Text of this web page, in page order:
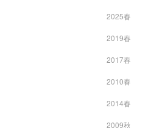
2025春
2019春
2017春
2010春
2014春
2009秋